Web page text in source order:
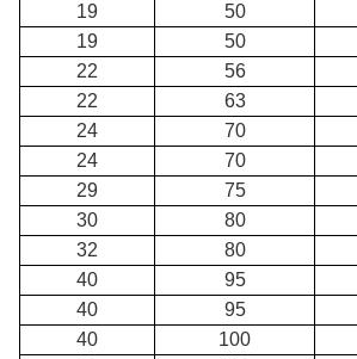
50
19
50
19
56
22
63
22
70
24
70
24
75
29
80
30
80
32
95
40
95
40
100
40